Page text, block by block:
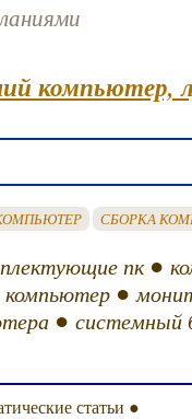
компьютер,
СБОРКА
пк ●
компьютер ●
●системный
статьи ●